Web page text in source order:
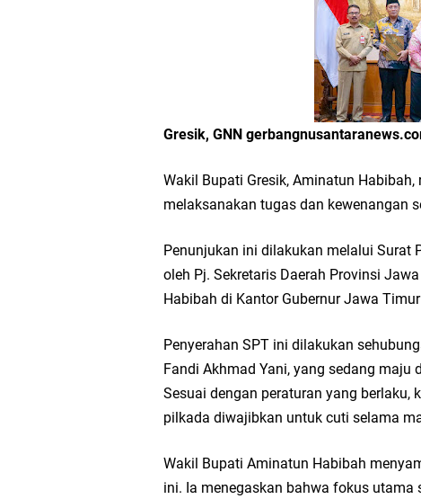
Tumpeng Nasi Krawu
FOZ Jatim, BAZNAS,
Jawa Timur
Bupati Gresik Gus Yani
Optik Merlin Donasikan
Ketua DPD Golkar
Wakil Ketua DPRD
Selamat Tahun Baru
Gresik, GNN
Wakil Bupati Gresik, Aminatun
melaksanakan tugas dan kewenangan
Penunjukan ini dilakukan melalui Surat
oleh Pj. Sekretaris Daerah Provinsi
Habibah di Kantor Gubernur Jawa
Penyerahan SPT ini dilakukan
Fandi Akhmad Yani, yang sedang maju
Sesuai dengan peraturan yang berlaku,
pilkada diwajibkan untuk cuti selama
Wakil Bupati Aminatun Habibah
ini. Ia menegaskan bahwa fokus